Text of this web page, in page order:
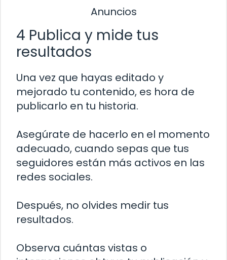
Anuncios
4 Publica y mide tus
resultados
Una vez que hayas editado y
mejorado tu contenido, es hora de
publicarlo en tu historia.
Asegúrate de hacerlo en el momento
adecuado, cuando sepas que tus
seguidores están más activos en las
redes sociales.
Después, no olvides medir tus
resultados.
Observa cuántas vistas o